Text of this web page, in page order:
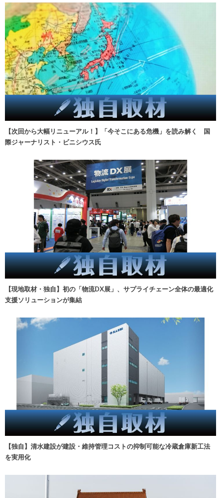
【次回から大幅リニューアル！】「今そこにある危機」を読み解く 国
際ジャーナリスト・ビニシウス氏
【現地取材・独自】初の「物流DX展」、サプライチェーン全体の最適化
支援ソリューションが集結
【独自】清水建設が建設・維持管理コストの抑制可能な冷蔵倉庫新工法
を実用化